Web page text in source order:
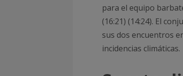
para el equipo
(16:21) (14:24). El
sus dos encuentros
incidencias climáticas.